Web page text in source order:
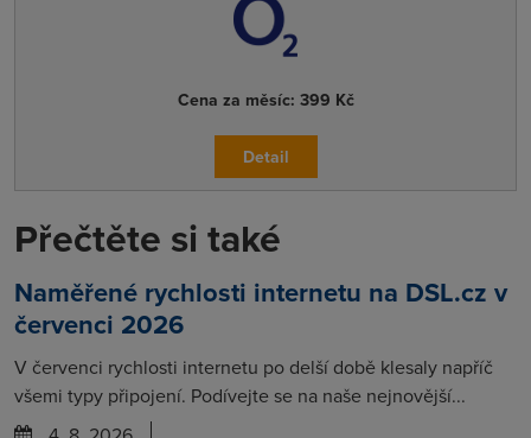
Cena za měsíc: 399 Kč
Detail
Přečtěte si také
Naměřené rychlosti internetu na DSL.cz v
červenci 2026
V červenci rychlosti internetu po delší době klesaly napříč
všemi typy připojení. Podívejte se na naše nejnovější...